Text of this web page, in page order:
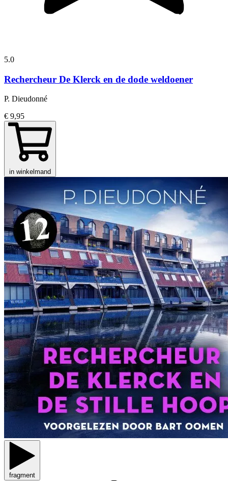
5.0
Rechercheur De Klerck en de dode weldoener
P. Dieudonné
€ 9,95
in winkelmand
fragment